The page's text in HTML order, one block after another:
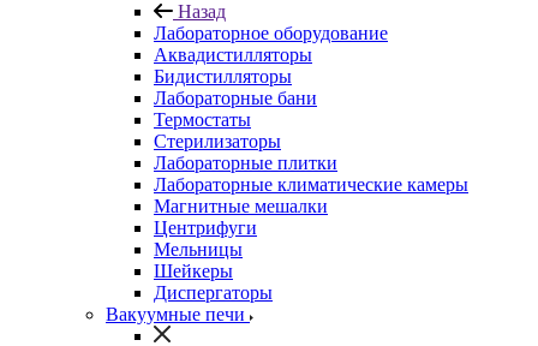
Назад
Лабораторное оборудование
Аквадистилляторы
Бидистилляторы
Лабораторные бани
Термостаты
Стерилизаторы
Лабораторные плитки
Лабораторные климатические камеры
Магнитные мешалки
Центрифуги
Мельницы
Шейкеры
Диспергаторы
Вакуумные печи